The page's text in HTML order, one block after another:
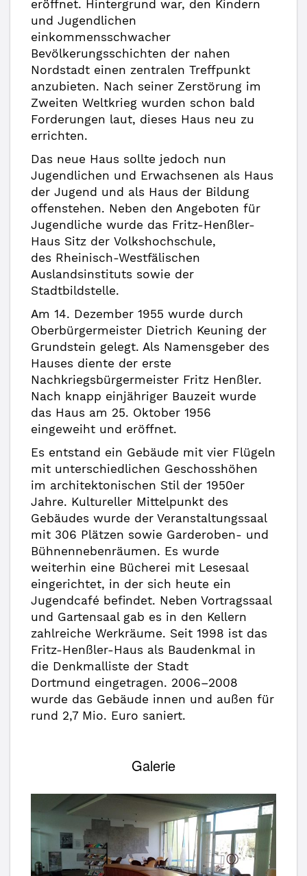
eröffnet. Hintergrund war, den Kindern
und Jugendlichen
einkommensschwacher
Bevölkerungsschichten der nahen
Nordstadt einen zentralen Treffpunkt
anzubieten. Nach seiner Zerstörung im
Zweiten Weltkrieg wurden schon bald
Forderungen laut, dieses Haus neu zu
errichten.
Das neue Haus sollte jedoch nun
Jugendlichen und Erwachsenen als Haus
der Jugend und als Haus der Bildung
offenstehen. Neben den Angeboten für
Jugendliche wurde das Fritz-Henßler-
Haus Sitz der Volkshochschule,
des Rheinisch-Westfälischen
Auslandsinstituts sowie der
Stadtbildstelle.
Am 14. Dezember 1955 wurde durch
Oberbürgermeister Dietrich Keuning der
Grundstein gelegt. Als Namensgeber des
Hauses diente der erste
Nachkriegsbürgermeister Fritz Henßler.
Nach knapp einjähriger Bauzeit wurde
das Haus am 25. Oktober 1956
eingeweiht und eröffnet.
Es entstand ein Gebäude mit vier Flügeln
mit unterschiedlichen Geschosshöhen
im architektonischen Stil der 1950er
Jahre. Kultureller Mittelpunkt des
Gebäudes wurde der Veranstaltungssaal
mit 306 Plätzen sowie Garderoben- und
Bühnennebenräumen. Es wurde
weiterhin eine Bücherei mit Lesesaal
eingerichtet, in der sich heute ein
Jugendcafé befindet. Neben Vortragssaal
und Gartensaal gab es in den Kellern
zahlreiche Werkräume. Seit 1998 ist das
Fritz-Henßler-Haus als Baudenkmal in
die Denkmalliste der Stadt
Dortmund eingetragen. 2006–2008
wurde das Gebäude innen und außen für
rund 2,7 Mio. Euro saniert.
Galerie